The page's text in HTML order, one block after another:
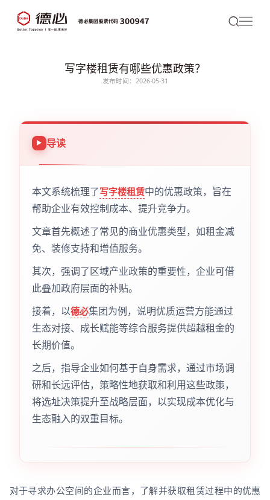
写字楼租赁有哪些优惠政策？
发布时间：2026-05-31
导读
本文系统梳理了写字楼租赁中的优惠政策，旨在
帮助企业有效控制成本、提升竞争力。
文章首先概述了常见的商业优惠类型，如租金减
免、装修支持和增值服务。
其次，强调了区域产业政策的重要性，企业可借
此叠加政府层面的补贴。
接着，以德必集团为例，说明优质运营方能通过
生态对接、成长赋能等综合服务提供超越租金的
长期价值。
之后，指导企业如何基于自身需求，通过市场调
研和长远评估，策略性地获取和利用这些政策，
将选址决策提升至战略层面，以实现成本优化与
生态融入的双重目标。
对于寻求办公空间的企业而言，了解并获取租赁过程中的优惠